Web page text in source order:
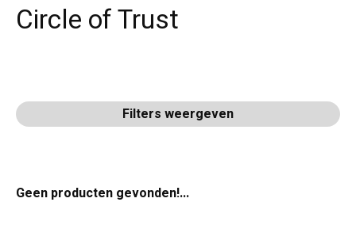
Circle of Trust
Filters weergeven
Geen producten gevonden!...